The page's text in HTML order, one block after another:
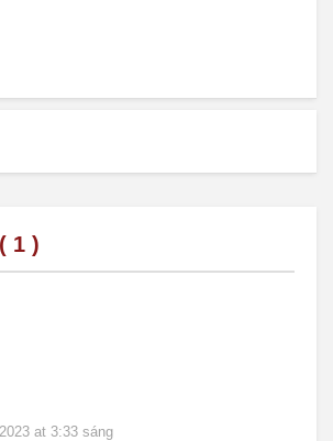
1 )
at 3:33 sáng